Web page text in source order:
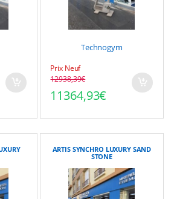
: 25876,78€.
: 21791,47€.
Technogym
Prix Neuf
12938,39€
Le prix initial était :
11364,93€
Le prix actuel est :
ARTIS SYNCHRO LUXURY SAND
STONE